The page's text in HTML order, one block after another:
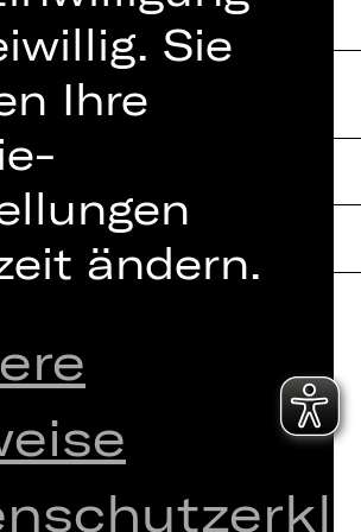
Interner Bereich
ZVB/L
AGB
Datenschutz
Sie
Ihre
ändern.